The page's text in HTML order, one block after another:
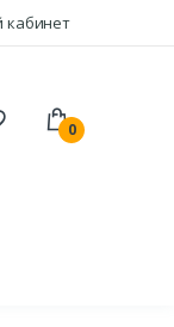
кабинет
0